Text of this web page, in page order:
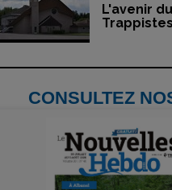
L'avenir
CONSULTEZ